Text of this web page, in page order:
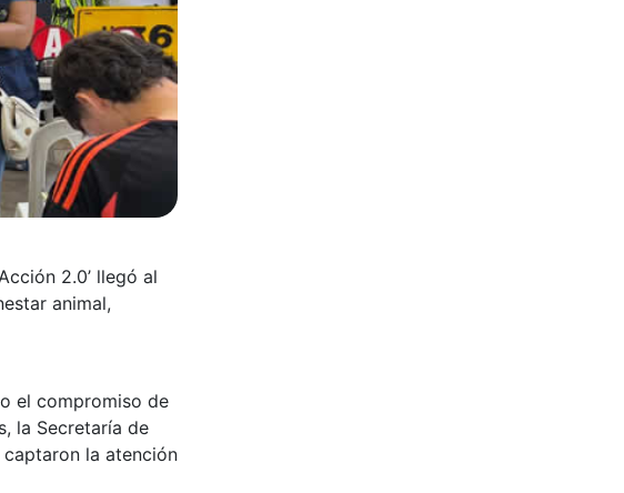
2.0’ llegó al
animal,
el compromiso de
la Secretaría de
la atención